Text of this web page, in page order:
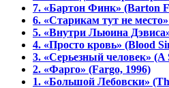
7. «Бартон Финк» (Barton
6. «Старикам тут не
5. «Внутри Льюина
4. «Просто кровь» (Blood
3. «Серьезный человек» (A
2. «Фарго» (Fargo, 1996)
1. «Большой Лебовски»